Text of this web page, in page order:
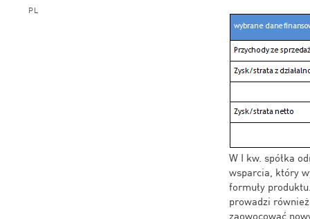
PL
W I kw. spółka
wsparcia, który
formuły
prowadzi
zaowocować